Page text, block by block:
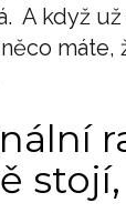
A když